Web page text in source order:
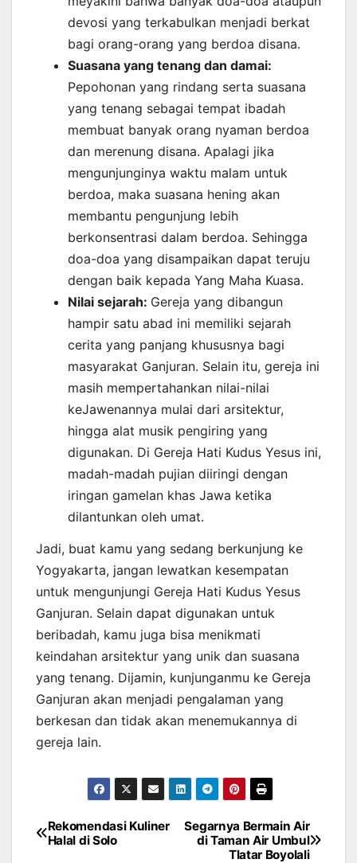
devosi yang terkabulkan menjadi berkat
bagi orang-orang yang berdoa disana.
Suasana yang tenang dan damai:
Pepohonan yang rindang serta suasana
yang tenang sebagai tempat ibadah
membuat banyak orang nyaman berdoa
dan merenung disana. Apalagi jika
mengunjunginya waktu malam untuk
berdoa, maka suasana hening akan
membantu pengunjung lebih
berkonsentrasi dalam berdoa. Sehingga
doa-doa yang disampaikan dapat teruju
dengan baik kepada Yang Maha Kuasa.
Nilai sejarah: Gereja yang dibangun
hampir satu abad ini memiliki sejarah
cerita yang panjang khususnya bagi
masyarakat Ganjuran. Selain itu, gereja ini
masih mempertahankan nilai-nilai
keJawenannya mulai dari arsitektur,
hingga alat musik pengiring yang
digunakan. Di Gereja Hati Kudus Yesus ini,
madah-madah pujian diiringi dengan
iringan gamelan khas Jawa ketika
dilantunkan oleh umat.
Jadi, buat kamu yang sedang berkunjung ke
Yogyakarta, jangan lewatkan kesempatan
untuk mengunjungi Gereja Hati Kudus Yesus
Ganjuran. Selain dapat digunakan untuk
beribadah, kamu juga bisa menikmati
keindahan arsitektur yang unik dan suasana
yang tenang. Dijamin, kunjunganmu ke Gereja
Ganjuran akan menjadi pengalaman yang
berkesan dan tidak akan menemukannya di
gereja lain.
Post
Segarnya Bermain Air
di Taman Air Umbul
Tlatar Boyolali
Rekomendasi Kuliner
Halal di Solo